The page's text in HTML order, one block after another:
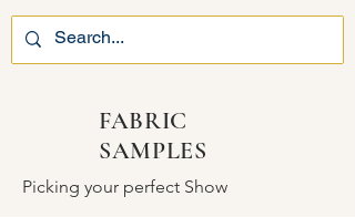
FABRIC
SAMPLES
Picking your perfect Show